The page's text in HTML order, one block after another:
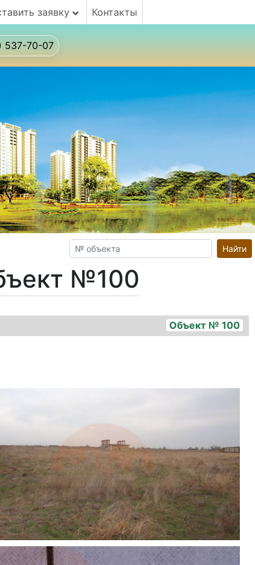
заявку Контакты
537-70-07
Найти
№100
Объект № 100